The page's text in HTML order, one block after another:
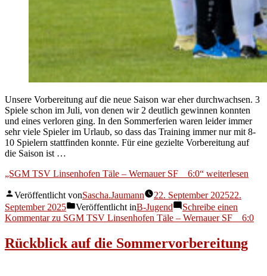
Unsere Vorbereitung auf die neue Saison war eher durchwachsen. 3
Spiele schon im Juli, von denen wir 2 deutlich gewinnen konnten
und eines verloren ging. In den Sommerferien waren leider immer
sehr viele Spieler im Urlaub, so dass das Training immer nur mit 8-
10 Spielern stattfinden konnte. Für eine gezielte Vorbereitung auf
die Saison ist …
„SGM TSV Linsenhofen Täle – Wernauer SF 6:0“ weiterlesen
Veröffentlicht vonSascha.Jaumann 22. September 202522.
September 2025
Veröffentlicht inB-Jugend
Schreibe einen
Kommentarzu SGM TSV Linsenhofen Täle – Wernauer SF 6:0
Rückblick auf die Sommervorbereitung